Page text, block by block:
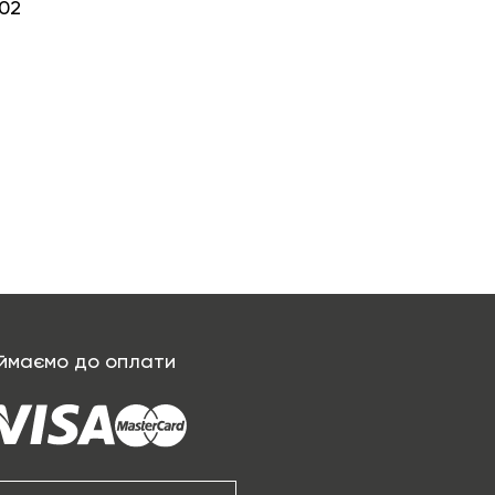
до оплати